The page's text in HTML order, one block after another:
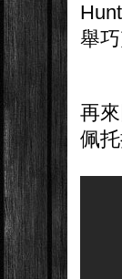
舉
再
佩